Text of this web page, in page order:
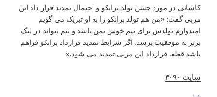
کاشانی در مورد جشن تولد برانکو و احتمال تمدید قرار داد این
مربی گفت: «من هم تولد برانکو را به او تبریک می گویم
امیدوارم تولدش برای تیم خوش یمن باشد و تیم بتواند در لیگ
برتر به موفقیت برسد. اگر شرایط تمدید قرارداد برانکو فراهم
باشد قطعا قرارداد این مربی تمدید می شود.»
سایت ۳۰۹۰